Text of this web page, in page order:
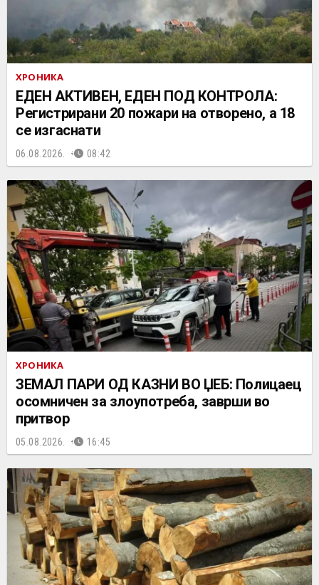
ХРОНИКА
ЕДЕН АКТИВЕН, ЕДЕН ПОД КОНТРОЛА:
Регистрирани 20 пожари на отворено, a 18
се изгаснати
06.08.2026. 08:42
ХРОНИКА
ЗЕМАЛ ПАРИ ОД КАЗНИ ВО ЏЕБ: Полицаец
осомничен за злоупотреба, заврши во
притвор
05.08.2026. 16:45